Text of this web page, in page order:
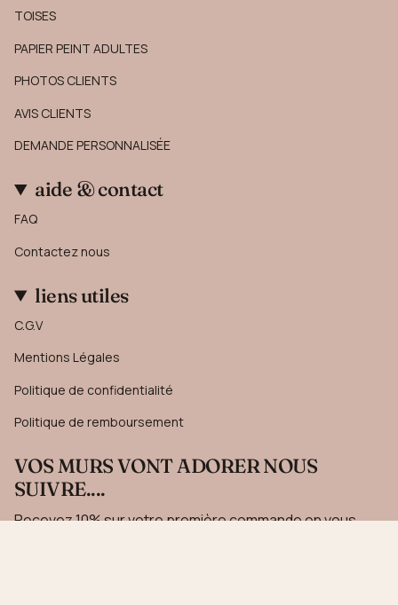
TOISES
PAPIER PEINT ADULTES
PHOTOS CLIENTS
AVIS CLIENTS
DEMANDE PERSONNALISÉE
aide & contact
FAQ
Contactez nous
liens utiles
C.G.V
Mentions Légales
Politique de confidentialité
Politique de remboursement
VOS MURS VONT ADORER NOUS
SUIVRE....
Recevez 10% sur votre première commande en vous